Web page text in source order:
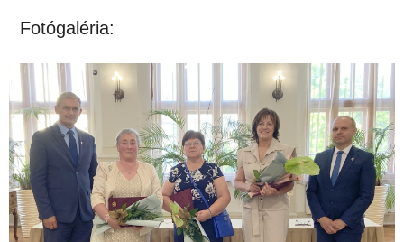
Fotógaléria: